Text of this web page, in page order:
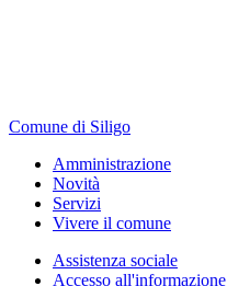
Comune di Siligo
Amministrazione
Novità
Servizi
Vivere il comune
Assistenza sociale
Accesso all'informazione